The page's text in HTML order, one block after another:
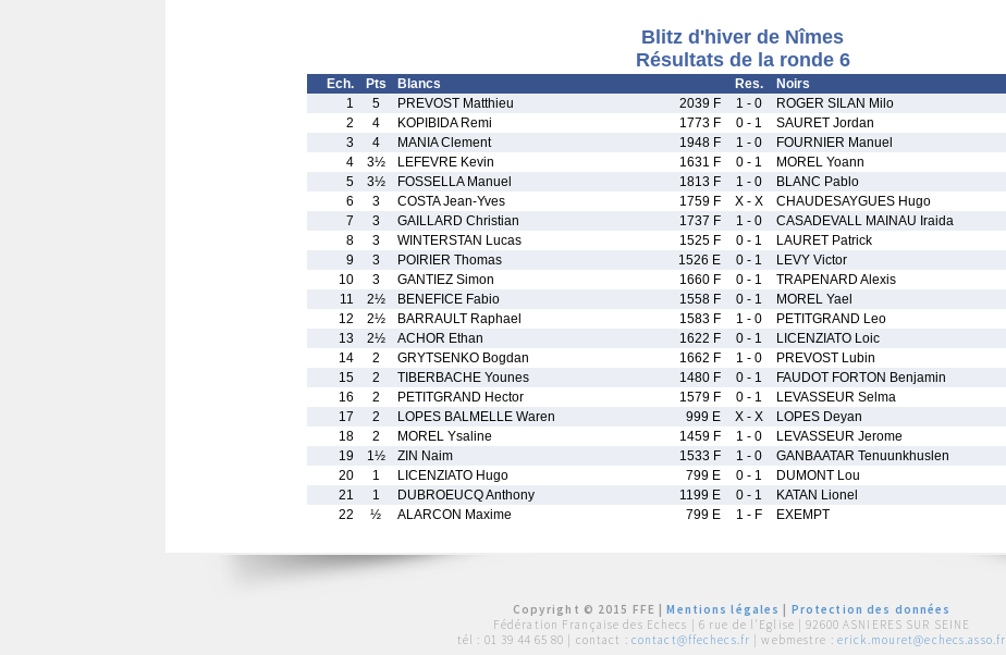
Blitz d'hiver de Nîmes
Résultats de la ronde 6
Ech. Pts Blancs Res. Noirs
1
5 PREVOST Matthieu 2039 F 1 - 0 ROGER SILAN Milo
2
4 KOPIBIDA Remi 1773 F 0 - 1 SAURET Jordan
3
4 MANIA Clement 1948 F 1 - 0 FOURNIER Manuel
4
3½ LEFEVRE Kevin 1631 F 0 - 1 MOREL Yoann
5
3½ FOSSELLA Manuel 1813 F 1 - 0 BLANC Pablo
6
3 COSTA Jean-Yves 1759 F X - X CHAUDESAYGUES Hugo
7
3 GAILLARD Christian 1737 F 1 - 0 CASADEVALL MAINAU Iraida
8
3 WINTERSTAN Lucas 1525 F 0 - 1 LAURET Patrick
9
3 POIRIER Thomas 1526 E 0 - 1 LEVY Victor
10
3 GANTIEZ Simon 1660 F 0 - 1 TRAPENARD Alexis
11
2½ BENEFICE Fabio 1558 F 0 - 1 MOREL Yael
12
2½ BARRAULT Raphael 1583 F 1 - 0 PETITGRAND Leo
13
2½ ACHOR Ethan 1622 F 0 - 1 LICENZIATO Loic
14
2 GRYTSENKO Bogdan 1662 F 1 - 0 PREVOST Lubin
15
2 TIBERBACHE Younes 1480 F 0 - 1 FAUDOT FORTON Benjamin
16
2 PETITGRAND Hector 1579 F 0 - 1 LEVASSEUR Selma
17
2 LOPES BALMELLE Waren 999 E X - X LOPES Deyan
18
2 MOREL Ysaline 1459 F 1 - 0 LEVASSEUR Jerome
19
1½ ZIN Naim 1533 F 1 - 0 GANBAATAR Tenuunkhuslen
20
1 LICENZIATO Hugo 799 E 0 - 1 DUMONT Lou
21
1 DUBROEUCQ Anthony 1199 E 0 - 1 KATAN Lionel
22
½ ALARCON Maxime 799 E 1 - F EXEMPT
Copyright © 2015 FFE |Mentions légales
Protection des données
Fédération Française des Echecs | 6 rue de l'Eglise | 92600 ASNIERES SUR SEINE
tél : 01 39 44 65 80 | contact : contact@ffechecs.fr | webmestre : erick.mouret@echecs.asso.fr